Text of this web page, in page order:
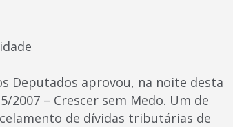
Deputados aprovou, na noite desta
– Crescer sem Medo. Um de
de dívidas tributárias de